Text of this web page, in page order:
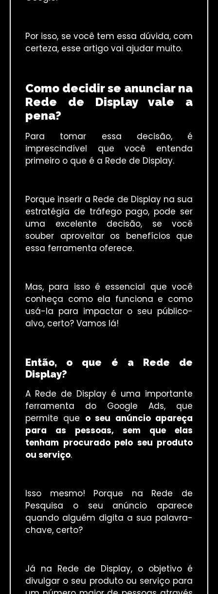
Por isso, se você tem essa dúvida, com
certeza, esse artigo vai ajudar muito.
Como decidir se anunciar na
Rede de Display vale a
pena?
Para tomar essa decisão, é
imprescindível que você entenda
primeiro o que é a Rede de Display.
Porque inserir a Rede de Display na sua
estratégia de tráfego pago, pode ser
uma excelente decisão, se você
souber aproveitar os benefícios que
essa ferramenta oferece.
Mas, para isso é essencial que você
conheça como ela funciona e como
usá-la para impactar o seu público-
alvo, certo? Vamos lá!
Então, o que é a Rede de
Display?
A Rede de Display é uma importante
ferramenta do Google Ads, que
permite que o seu anúncio apareça
para as pessoas, sem que elas
tenham procurado pelo seu produto
ou serviço.
Isso mesmo! Porque na Rede de
Pesquisa o seu anúncio aparece
quando alguém digita a sua palavra-
chave, certo?
Já na Rede de Display, o objetivo é
divulgar o seu produto ou serviço para